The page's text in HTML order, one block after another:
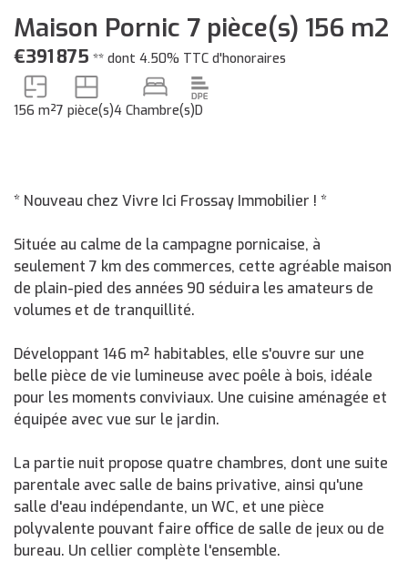
Maison Pornic 7 pièce(s) 156 m2
€391 875 ** dont 4.50% TTC d'honoraires
156 m²7 pièce(s)4 Chambre(s)D
* Nouveau chez Vivre Ici Frossay Immobilier ! *
Située au calme de la campagne pornicaise, à
seulement 7 km des commerces, cette agréable maison
de plain-pied des années 90 séduira les amateurs de
volumes et de tranquillité.
Développant 146 m² habitables, elle s'ouvre sur une
belle pièce de vie lumineuse avec poêle à bois, idéale
pour les moments conviviaux. Une cuisine aménagée et
équipée avec vue sur le jardin.
La partie nuit propose quatre chambres, dont une suite
parentale avec salle de bains privative, ainsi qu'une
salle d'eau indépendante, un WC, et une pièce
polyvalente pouvant faire office de salle de jeux ou de
bureau. Un cellier complète l'ensemble.